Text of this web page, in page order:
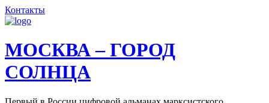
Контакты
МОСКВА – ГОРОД
СОЛНЦА